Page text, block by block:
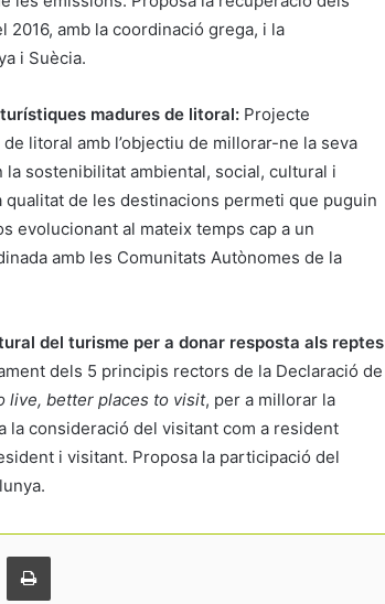
amb la coordinació grega, i la
i Suècia.
madures de litoral: Projecte
litoral amb l’objectiu de millorar-ne la seva
sostenibilitat ambiental, social, cultural i
qualitat de les destinacions permeti que puguin
evolucionant al mateix temps cap a un
amb les Comunitats Autònomes de la
del turisme per a donar resposta als reptes
dels 5 principis rectors de la Declaració de
live, better places to visit, per a millorar la
consideració del visitant com a resident
i visitant. Proposa la participació del
La victòria d’Espanya al Mundial obre
una nova finestra per al turisme i
reforça la marca país
en l’estratègia turística per